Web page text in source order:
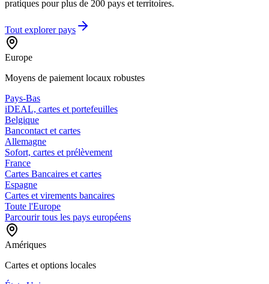
pratiques pour plus de 200 pays et territoires.
Tout explorer pays
Europe
Moyens de paiement locaux robustes
Pays-Bas
iDEAL, cartes et portefeuilles
Belgique
Bancontact et cartes
Allemagne
Sofort, cartes et prélèvement
France
Cartes Bancaires et cartes
Espagne
Cartes et virements bancaires
Toute l'Europe
Parcourir tous les pays européens
Amériques
Cartes et options locales